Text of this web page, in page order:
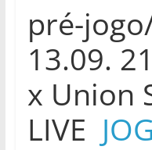
pré-
13.09.
x Union
LIVE